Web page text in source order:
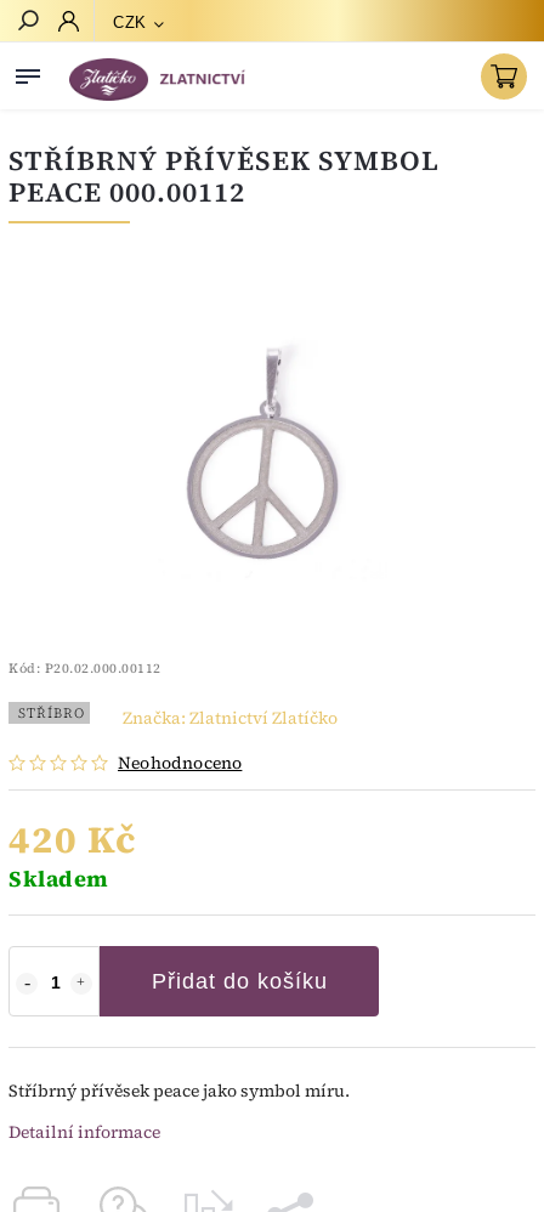
CZK
STŘÍBRNÝ PŘÍVĚSEK SYMBOL
PEACE 000.00112
Kód: P20.02.000.00112
STŘÍBRO
Neohodnoceno
Značka: Zlatnictví Zlatíčko
420 Kč
Skladem
Přidat do košíku
Stříbrný přívěsek peace jako symbol míru.
Detailní informace